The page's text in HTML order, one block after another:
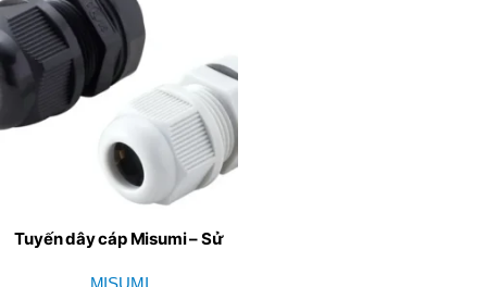
Tuyến dây cáp Misumi – Sử